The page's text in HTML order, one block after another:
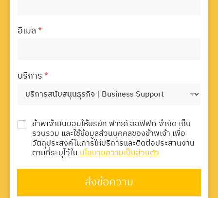
อีเมล*
บริการ*
ข้าพเจ้ายินยอมให้บริษัท ฟาวด์ ออฟฟิศ จำกัด เก็บ
รวบรวม และใช้ข้อมูลส่วนบุคคลของข้าพเจ้า เพื่อ
วัตถุประสงค์ในการให้บริการและติดต่อประสานงาน
ตามที่ระบุไว้ในนโยบายความเป็นส่วนตัว
ส่งข้อความ